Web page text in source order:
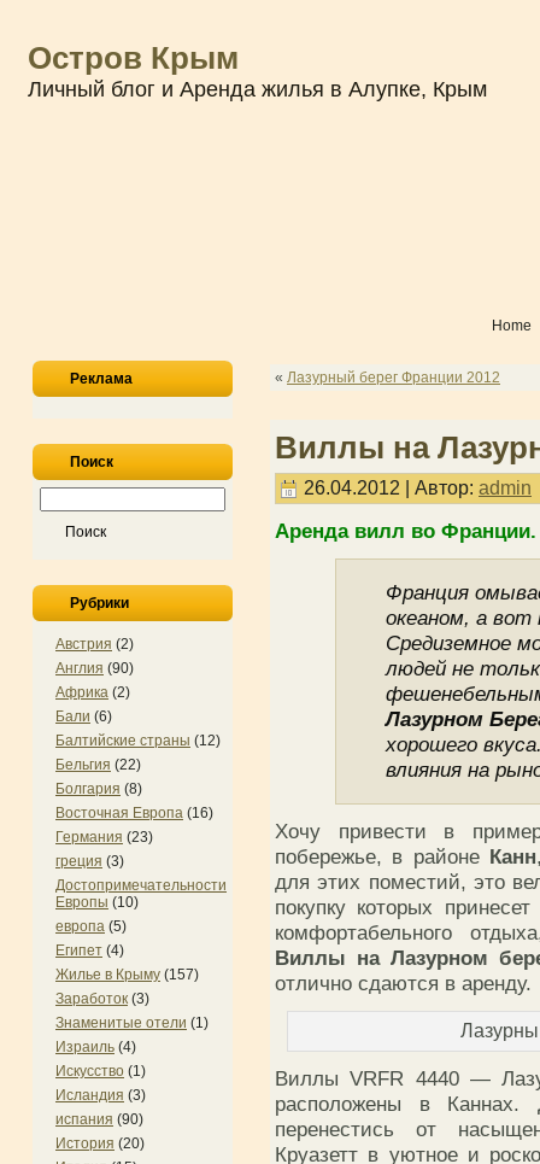
Остров Крым
Личный блог и Аренда жилья в Алупке, Крым
Home
Реклама
Поиск
Рубрики
Австрия (2)
Англия (90)
Африка (2)
Бали (6)
Балтийские страны (12)
Бельгия (22)
Болгария (8)
Восточная Европа (16)
Германия (23)
греция (3)
Достопримечательности
Европы (10)
европа (5)
Египет (4)
Жилье в Крыму (157)
Заработок (3)
Знаменитые отели (1)
Израиль (4)
Искусство (1)
Исландия (3)
испания (90)
История (20)
« Лазурный берег Франции 2012
Виллы на
26.04.2012 | Автор: admin
Аренда вилл во Франции.
Франция
океаном, а вот
Средиземное
людей не
Лазурном
хорошего
влияния на
Хочу привести в
побережье, в районе Канн
для этих поместий, это
покупку которых
комфортабельного
Виллы на Лазурном
отлично сдаются в аренду.
Виллы VRFR 4440 —
расположены в Каннах.
перенестись от
Круазетт в уютное и